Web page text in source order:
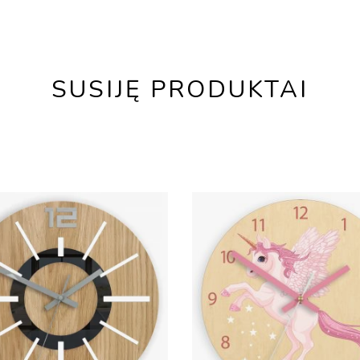
SUSIJĘ PRODUKTAI